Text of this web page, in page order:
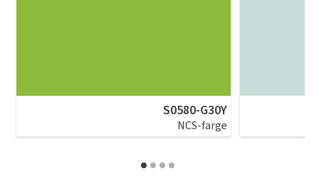
S0580-G30Y
NCS-farge